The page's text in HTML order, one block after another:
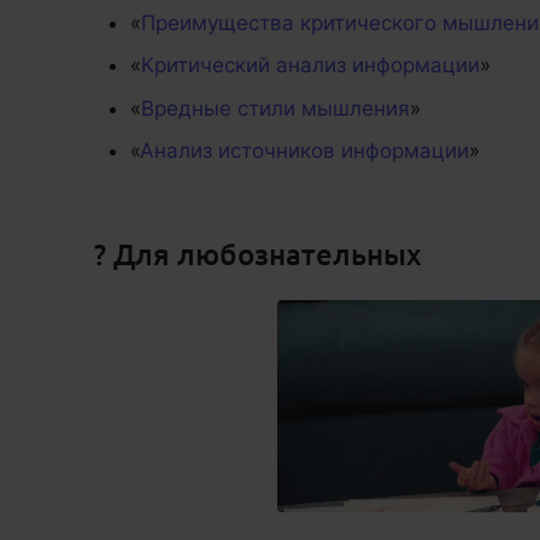
«Преимущества критического
«Критический анализ информации»
«Вредные стили мышления»
«Анализ источников информации»
? Для любознательных